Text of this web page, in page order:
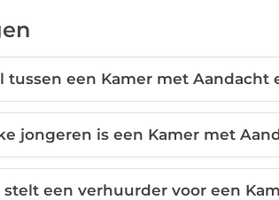
tussen een Kamer met Aandacht
jongeren is een Kamer met
stelt een verhuurder voor een